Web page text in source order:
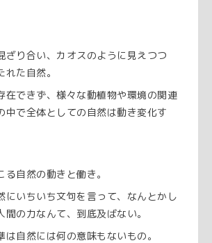
ざり合い、カオスのように見えつつ
た自然。
在できず、様々な動植物や環境の関連
中で全体としての自然は動き変化す
自然の動きと働き。
にいちいち文句を言って、なんとかし
間の力なんて、到底及ばない。
は自然には何の意味もないもの。